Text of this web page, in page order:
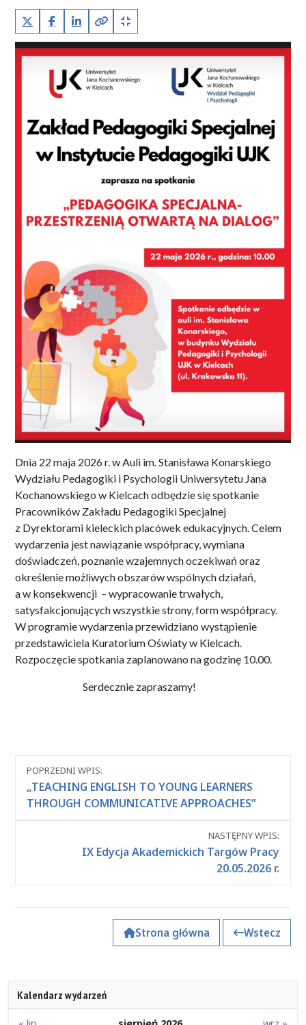
X (Twitter)FacebookLinkedInKopiuj pełny link
Kopiuj krótki link
Dnia 22 maja 2026 r. w Auli im. Stanisława Konarskiego
Wydziału Pedagogiki i Psychologii Uniwersytetu Jana
Kochanowskiego w Kielcach odbędzie się spotkanie
Pracowników Zakładu Pedagogiki Specjalnej
z Dyrektorami kieleckich placówek edukacyjnych. Celem
wydarzenia jest nawiązanie współpracy, wymiana
doświadczeń, poznanie wzajemnych oczekiwań oraz
określenie możliwych obszarów wspólnych działań,
a w konsekwencji – wypracowanie trwałych,
satysfakcjonujących wszystkie strony, form współpracy.
W programie wydarzenia przewidziano wystąpienie
przedstawiciela Kuratorium Oświaty w Kielcach.
Rozpoczęcie spotkania zaplanowano na godzinę 10.00.
Serdecznie zapraszamy!
Nawigacja
między
wpisami
POPRZEDNI WPIS:
„TEACHING ENGLISH TO YOUNG LEARNERS
THROUGH COMMUNICATIVE APPROACHES”
NASTĘPNY WPIS:
IX Edycja Akademickich Targów Pracy
20.05.2026 r.
Strona główna Wstecz
Kalendarz wydarzeń